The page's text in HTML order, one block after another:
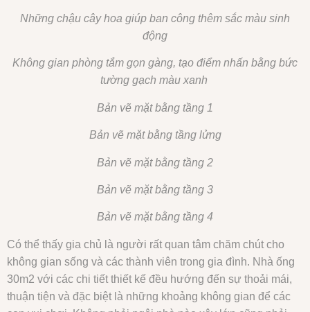
Những chậu cây hoa giúp ban công thêm sắc màu sinh
động
Không gian phòng tắm gọn gàng, tạo điểm nhấn bằng bức
tường gạch màu xanh
Bản vẽ mặt bằng tầng 1
Bản vẽ mặt bằng tầng lửng
Bản vẽ mặt bằng tầng 2
Bản vẽ mặt bằng tầng 3
Bản vẽ mặt bằng tầng 4
Có thể thấy gia chủ là người rất quan tâm chăm chút cho
không gian sống và các thành viên trong gia đình. Nhà ống
30m2 với các chi tiết thiết kế đều hướng đến sự thoải mái,
thuận tiện và đặc biệt là những khoảng không gian để các